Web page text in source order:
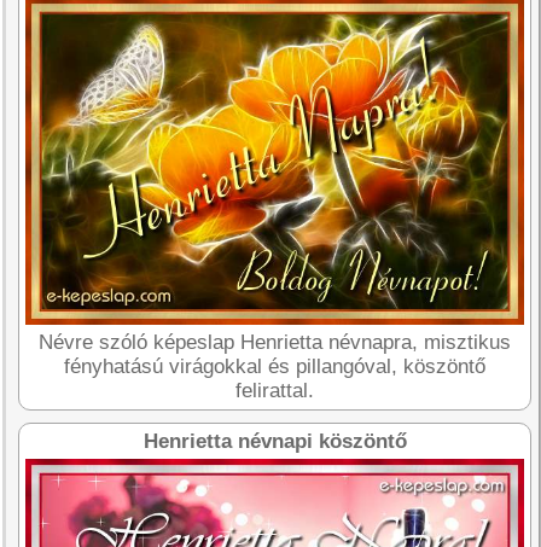
Névre szóló képeslap Henrietta névnapra, misztikus
fényhatású virágokkal és pillangóval, köszöntő
felirattal.
Henrietta névnapi köszöntő